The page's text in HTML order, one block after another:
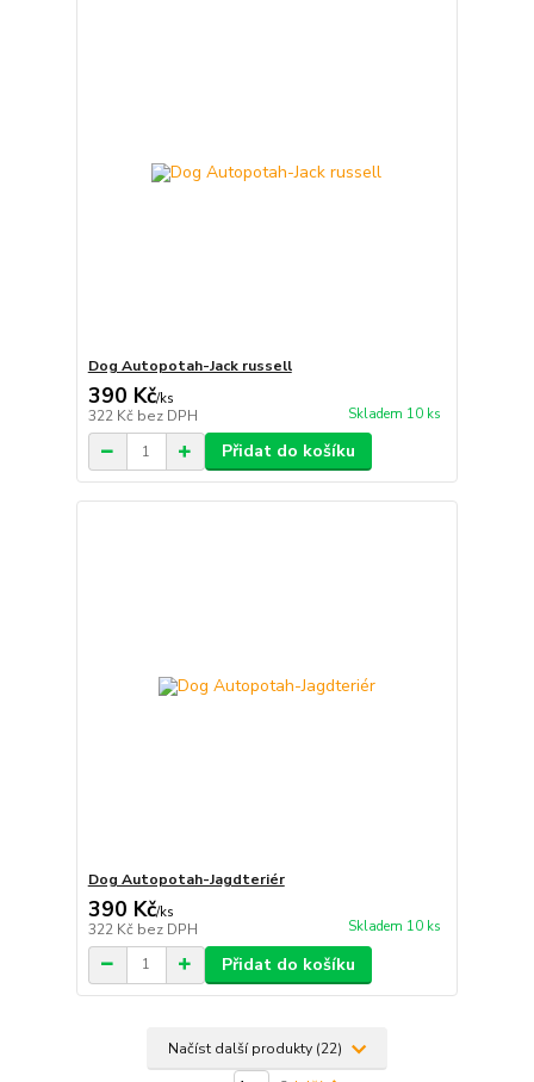
Dog Autopotah-Jack russell
390 Kč/ks
322 Kč bez DPH Skladem 10 ks
Přidat do košíku
Dog Autopotah-Jagdteriér
390 Kč/ks
322 Kč bez DPH Skladem 10 ks
Přidat do košíku
Načíst další produkty (22)